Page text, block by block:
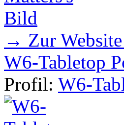
→ Zur
W6-Tabletop
Profil: W6-